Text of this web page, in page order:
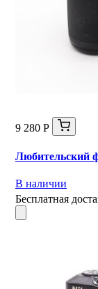
9 280 Р
Любительский
В наличии
Бесплатная